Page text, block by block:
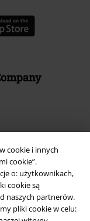
cookie i innych
cookie”.
o: użytkownikach,
cookie są
naszych partnerów.
pliki cookie w celu: